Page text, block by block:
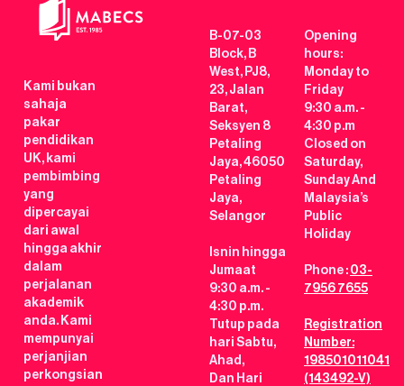
Kami bukan
sahaja
pakar
pendidikan
UK, kami
pembimbing
yang
dipercayai
dari awal
hingga akhir
dalam
perjalanan
akademik
anda. Kami
mempunyai
perjanjian
perkongsian
B-07-03
Block, B
West, PJ8,
23, Jalan
Barat,
Seksyen 8
Petaling
Jaya, 46050
Petaling
Jaya,
Selangor
Isnin hingga
Jumaat
9:30 a.m. -
4:30 p.m.
Tutup pada
hari Sabtu,
Ahad,
Dan Hari
Opening
hours:
Monday to
Friday
9:30 a.m. -
4:30 p.m
Closed on
Saturday,
Sunday And
Malaysia’s
Public
Holiday
Phone : 03-
7956 7655
Registration
Number:
198501011041
(143492-V)